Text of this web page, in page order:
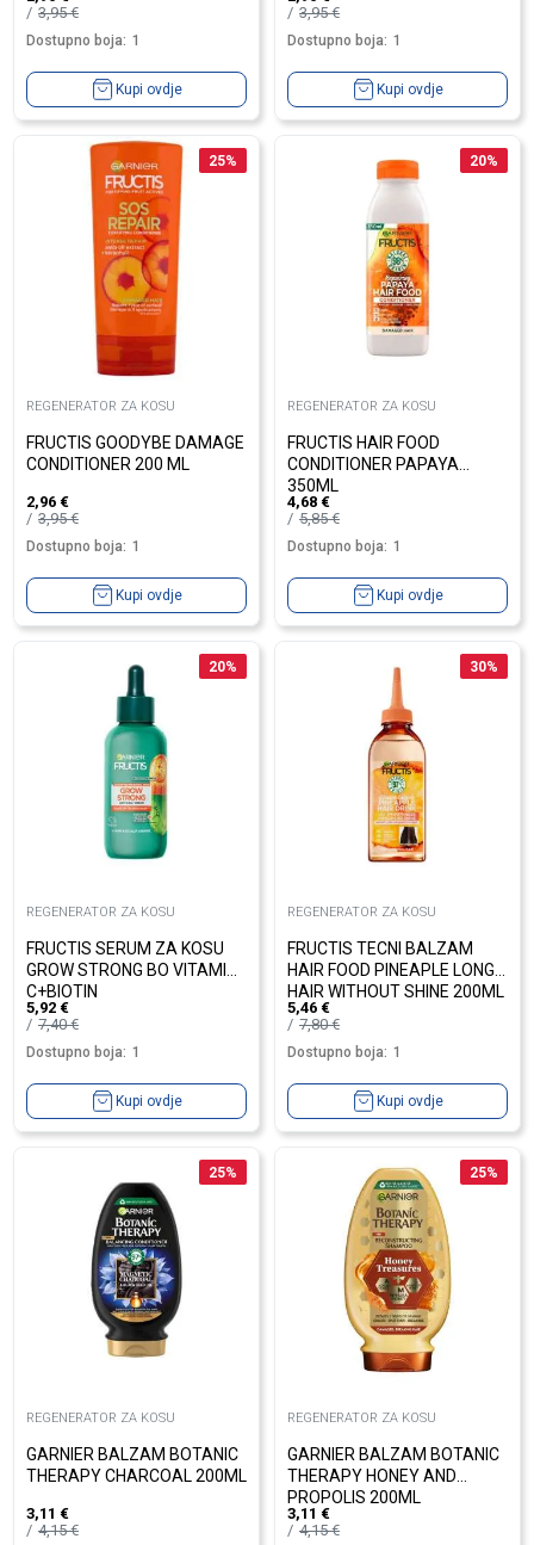
3,95€
Dostupno boja: 1
Kupi ovdje
3,95€
Dostupno boja: 1
Kupi ovdje
25%
REGENERATOR ZA KOSU
FRUCTIS GOODYBE DAMAGE
CONDITIONER 200 ML
2,96 €
3,95€
Dostupno boja: 1
Kupi ovdje
20%
REGENERATOR ZA KOSU
FRUCTIS HAIR FOOD
CONDITIONER PAPAYA
350ML
4,68 €
5,85€
Dostupno boja: 1
Kupi ovdje
20%
REGENERATOR ZA KOSU
FRUCTIS SERUM ZA KOSU
GROW STRONG BO VITAMIN
C+BIOTIN
5,92 €
7,40€
Dostupno boja: 1
Kupi ovdje
30%
REGENERATOR ZA KOSU
FRUCTIS TECNI BALZAM
HAIR FOOD PINEAPLE LONG
HAIR WITHOUT SHINE 200ML
5,46 €
7,80€
Dostupno boja: 1
Kupi ovdje
25%
REGENERATOR ZA KOSU
GARNIER BALZAM BOTANIC
THERAPY CHARCOAL 200ML
3,11 €
4,15€
25%
REGENERATOR ZA KOSU
GARNIER BALZAM BOTANIC
THERAPY HONEY AND
PROPOLIS 200ML
3,11 €
4,15€